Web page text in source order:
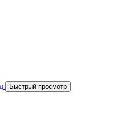
Быстрый просмотр